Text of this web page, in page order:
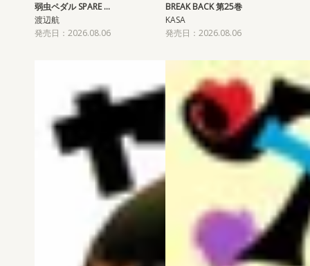
弱虫ペダル SPARE …
渡辺航
発売日：2026.08.06
BREAK BACK 第25巻
KASA
発売日：2026.08.06